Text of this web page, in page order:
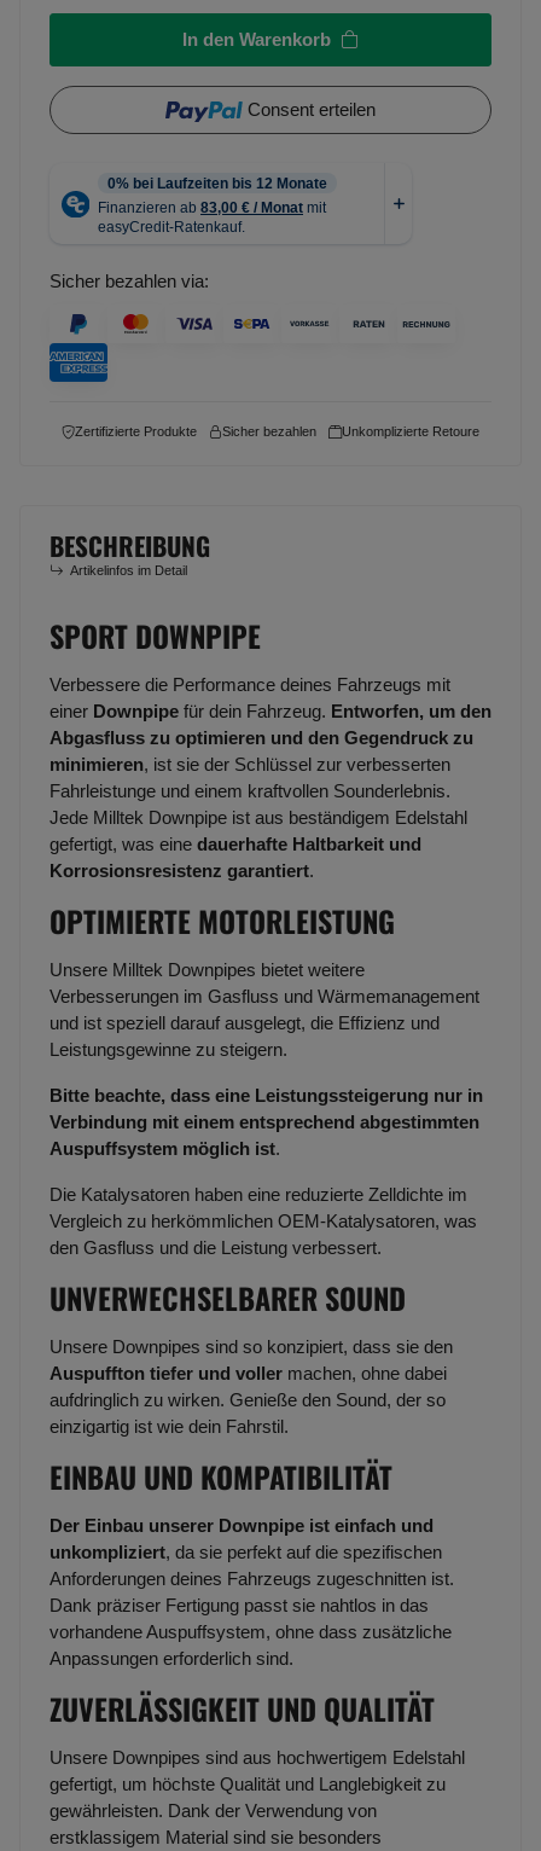
In den Warenkorb
Consent erteilen
Sicher bezahlen via:
Zertifizierte Produkte Sicher bezahlen Unkomplizierte Retoure
BESCHREIBUNG
Artikelinfos im Detail
SPORT DOWNPIPE
Verbessere die Performance deines Fahrzeugs mit
einer Downpipe für dein Fahrzeug. Entworfen, um den
Abgasfluss zu optimieren und den Gegendruck zu
minimieren, ist sie der Schlüssel zur verbesserten
Fahrleistunge und einem kraftvollen Sounderlebnis.
Jede Milltek Downpipe ist aus beständigem Edelstahl
gefertigt, was eine dauerhafte Haltbarkeit und
Korrosionsresistenz garantiert.
OPTIMIERTE MOTORLEISTUNG
Unsere Milltek Downpipes bietet weitere
Verbesserungen im Gasfluss und Wärmemanagement
und ist speziell darauf ausgelegt, die Effizienz und
Leistungsgewinne zu steigern.
Bitte beachte, dass eine Leistungssteigerung nur in
Verbindung mit einem entsprechend abgestimmten
Auspuffsystem möglich ist.
Die Katalysatoren haben eine reduzierte Zelldichte im
Vergleich zu herkömmlichen OEM-Katalysatoren, was
den Gasfluss und die Leistung verbessert.
UNVERWECHSELBARER SOUND
Unsere Downpipes sind so konzipiert, dass sie den
Auspuffton tiefer und voller machen, ohne dabei
aufdringlich zu wirken. Genieße den Sound, der so
einzigartig ist wie dein Fahrstil.
EINBAU UND KOMPATIBILITÄT
Der Einbau unserer Downpipe ist einfach und
unkompliziert, da sie perfekt auf die spezifischen
Anforderungen deines Fahrzeugs zugeschnitten ist.
Dank präziser Fertigung passt sie nahtlos in das
vorhandene Auspuffsystem, ohne dass zusätzliche
Anpassungen erforderlich sind.
ZUVERLÄSSIGKEIT UND QUALITÄT
Unsere Downpipes sind aus hochwertigem Edelstahl
gefertigt, um höchste Qualität und Langlebigkeit zu
gewährleisten. Dank der Verwendung von
erstklassigem Material sind sie besonders